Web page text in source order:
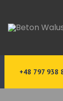
+48 797 938